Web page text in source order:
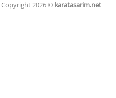
Copyright 2026 © karatasarim.net